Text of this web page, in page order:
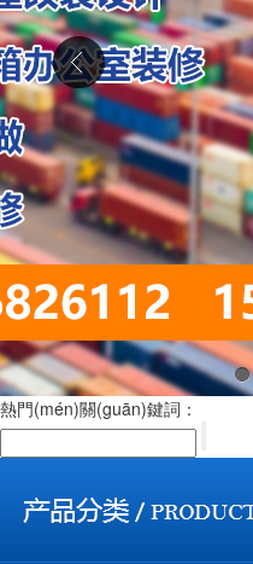
1
熱門(mén)關(guān)鍵詞：